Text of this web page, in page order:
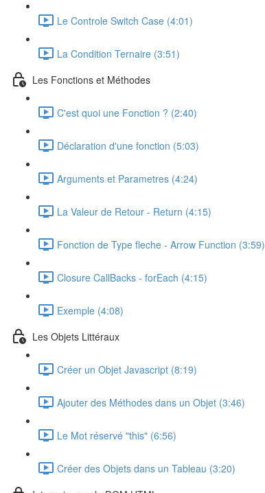
Le Controle Switch Case (4:01)
La Condition Ternaire (3:51)
Les Fonctions et Méthodes
C'est quoi une Fonction ? (2:40)
Déclaration d'une fonction (5:03)
Arguments et Parametres (4:24)
La Valeur de Retour - Return (4:15)
Fonction de Type fleche - Arrow Function (3:59)
Closure CallBacks - forEach (4:15)
Exemple (4:08)
Les Objets Littéraux
Créer un Objet Javascript (8:19)
Ajouter des Méthodes dans un Objet (3:46)
Le Mot réservé "this" (6:56)
Créer des Objets dans un Tableau (3:20)